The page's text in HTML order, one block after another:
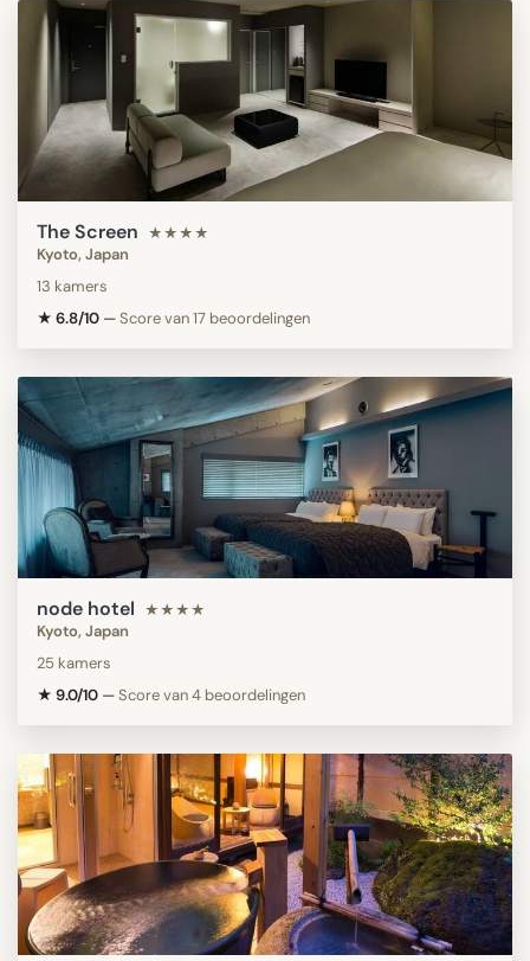
The Screen ★★★★
Kyoto, Japan
13 kamers
★ 6.8/10 —Score van 17 beoordelingen
node hotel ★★★★
Kyoto, Japan
25 kamers
★ 9.0/10 —Score van 4 beoordelingen